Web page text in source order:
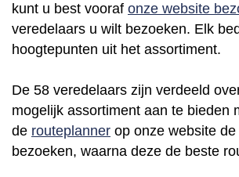
kunt u best vooraf onze website
veredelaars u wilt bezoeken. Elk
hoogtepunten uit het assortiment.
De 58 veredelaars zijn verdeeld
mogelijk assortiment aan te bieden
de routeplanner op onze website
bezoeken, waarna deze de beste